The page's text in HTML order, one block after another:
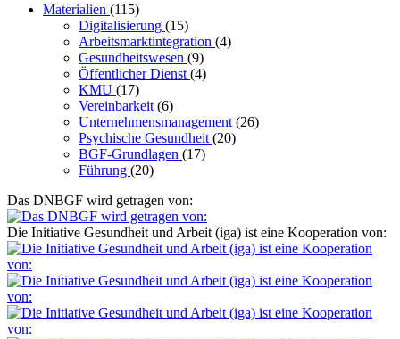
Materialien (115)
Digitalisierung (15)
Arbeitsmarktintegration (4)
Gesundheitswesen (9)
Öffentlicher Dienst (4)
KMU (17)
Vereinbarkeit (6)
Unternehmensmanagement (26)
Psychische Gesundheit (20)
BGF-Grundlagen (17)
Führung (20)
Das DNBGF wird getragen von:
Die Initiative Gesundheit und Arbeit (iga) ist eine Kooperation von: